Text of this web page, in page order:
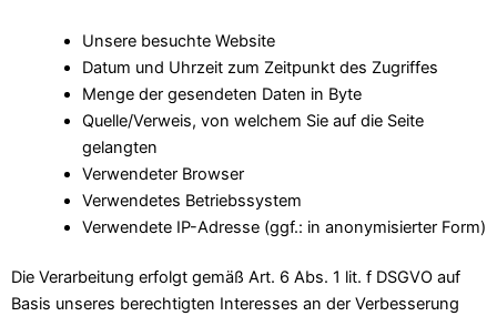
Unsere besuchte Website
Datum und Uhrzeit zum Zeitpunkt des Zugriffes
Menge der gesendeten Daten in Byte
Quelle/Verweis, von welchem Sie auf die Seite
gelangten
Verwendeter Browser
Verwendetes Betriebssystem
Verwendete IP-Adresse (ggf.: in anonymisierter Form)
Die Verarbeitung erfolgt gemäß Art. 6 Abs. 1 lit. f DSGVO auf
Basis unseres berechtigten Interesses an der Verbesserung